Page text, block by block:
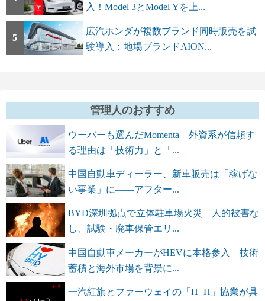
入！Model 3とModel Yを上...
5
広汽ホンダが複数ブランド同時販売を試
験導入：地場ブランドAION...
管理人のおすすめ
ウーバーも選んだMomenta 外資系が信頼す
る理由は「技術力」と「...
中国自動車ディーラー、新車販売は「稼げな
い事業」に――アフター...
BYD深圳拠点で立体駐車場火災 人的被害な
し、試験・廃車保管エリ...
中国自動車メーカーがHEVに本格参入 技術
蓄積と海外市場を背景に...
一汽紅旗とファーウェイの「H+H」協業が具